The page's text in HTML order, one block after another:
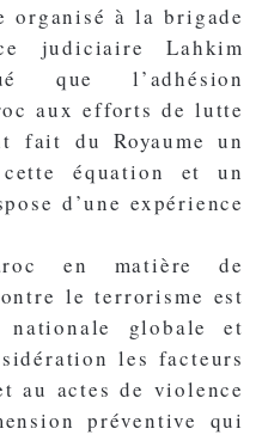
à la brigade
judiciaire Lahkim
que l’adhésion
aux efforts de lutte
fait du Royaume un
équation et un
d’une expérience
en matière de
le terrorisme est
nationale globale et
les facteurs
au actes de violence
préventive qui